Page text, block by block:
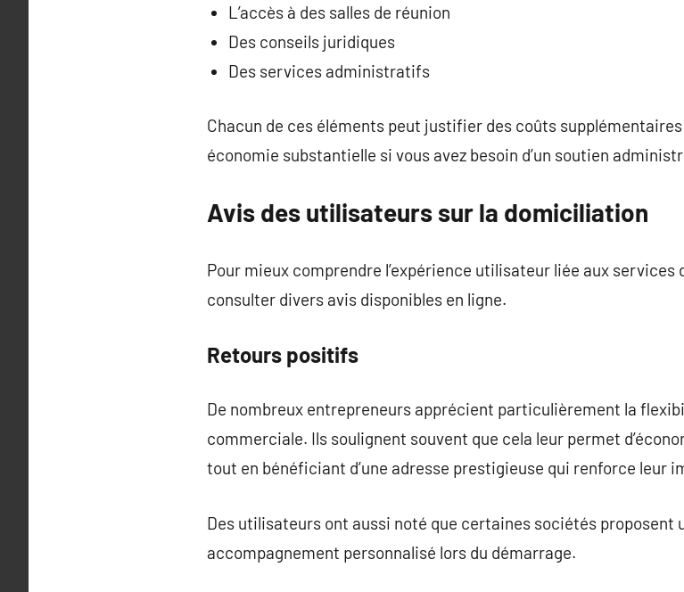
L’accès à des salles de réunion
Des conseils juridiques
Des services administratifs
Chacun de ces éléments peut justifier des coûts
économie substantielle si vous avez besoin d’un soutien
Avis des utilisateurs sur la domiciliation
Pour mieux comprendre l’expérience utilisateur liée aux
consulter divers avis disponibles en ligne.
Retours positifs
De nombreux entrepreneurs apprécient particulièrement la
commerciale. Ils soulignent souvent que cela leur permet
tout en bénéficiant d’une adresse prestigieuse qui renforce leur
Des utilisateurs ont aussi noté que certaines sociétés proposent
accompagnement personnalisé lors du démarrage.